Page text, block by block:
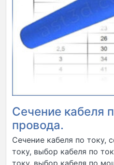
Сечение кабеля
провода.
Сечение кабеля по току,
току, выбор кабеля по
току, выбор кабеля по